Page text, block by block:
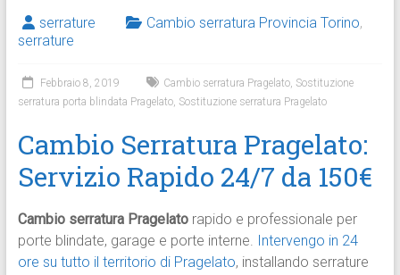
serrature Cambio serratura Provincia Torino,
serrature
Febbraio 8, 2019 Cambio serratura Pragelato, Sostituzione
serratura porta blindata Pragelato, Sostituzione serratura Pragelato
Cambio Serratura Pragelato:
Servizio Rapido 24/7 da 150€
Cambio serratura Pragelatorapido e professionale per
porte blindate, garage e porte interne. Intervengo in 24
ore su tutto il territorio di Pragelato, installando serrature